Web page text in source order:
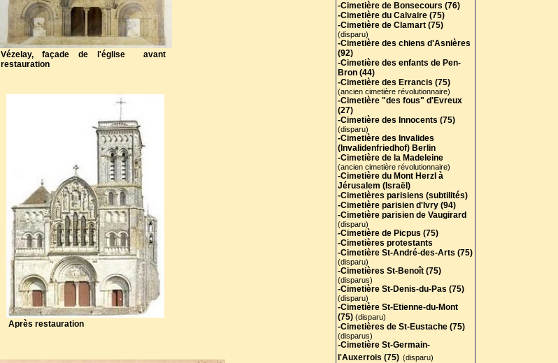
Vézelay, façade de l'église avant
restauration
Après restauration
-Cimetière de Bonsecours (76)
-Cimetière du Calvaire (75)
-Cimetière de Clamart (75)
(disparu)
-Cimetière des chiens d'Asnières
(92)
-Cimetière des enfants de Pen-
Bron (44)
-Cimetière des Errancis (75)
(ancien cimetière révolutionnaire)
-Cimetière "des fous" d'Evreux
(27)
-Cimetière des Innocents (75)
(disparu)
-Cimetière des Invalides
(Invalidenfriedhof) Berlin
-Cimetière de la Madeleine
(ancien cimetière révolutionnaire)
-Cimetière du Mont Herzl à
Jérusalem (Israël)
-Cimetières parisiens (subtilités)
-Cimetière parisien d'Ivry (94)
-Cimetière parisien de Vaugirard
(disparu)
-Cimetière de Picpus (75)
-Cimetières protestants
-Cimetière St-André-des-Arts (75)
(disparu)
-Cimetières St-Benoît (75)
(disparus)
-Cimetière St-Denis-du-Pas (75)
(disparu)
-Cimetière St-Etienne-du-Mont
(75) (disparu)
-Cimetières de St-Eustache (75)
(disparus)
-Cimetière St-Germain-
l'Auxerrois (75) (disparu)